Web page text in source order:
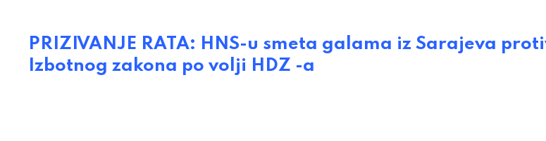
PRIZIVANJE RATA: HNS-u smeta galama iz Sarajeva
Izbotnog zakona po volji HDZ -a